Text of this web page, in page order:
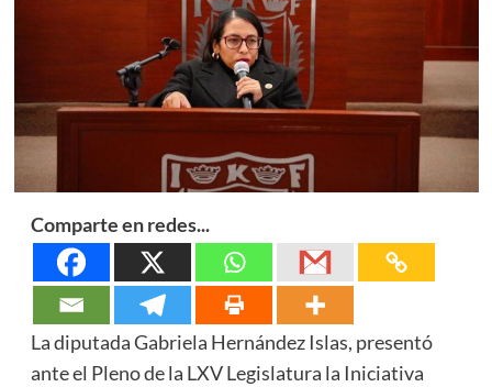
Comparte en redes...
La diputada Gabriela Hernández Islas, presentó
ante el Pleno de la LXV Legislatura la Iniciativa